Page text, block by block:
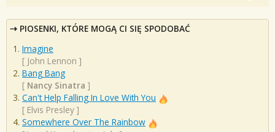
PIOSENKI, KTÓRE MOGĄ CI SIĘ SPODOBAĆ
Imagine
[ John Lennon ]
Bang Bang
[ Nancy Sinatra ]
Can't Help Falling In Love With You
[ Elvis Presley ]
Somewhere Over The Rainbow